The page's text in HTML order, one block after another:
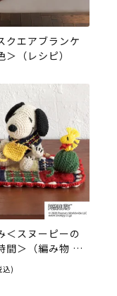
クエアブランケ
＞（レシピ）
＜スヌーピーの
間＞（編み物 材
込)